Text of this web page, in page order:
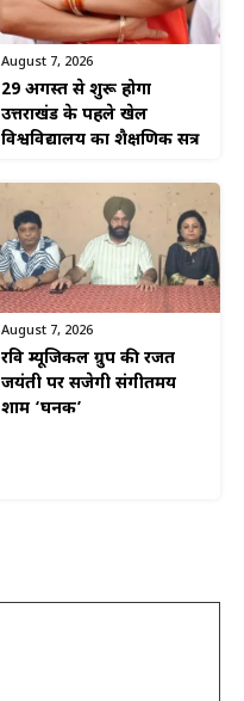
August 7, 2026
29 अगस्त से शुरू होगा
उत्तराखंड के पहले खेल
विश्वविद्यालय का शैक्षणिक सत्र
August 7, 2026
रवि म्यूजिकल ग्रुप की रजत
जयंती पर सजेगी संगीतमय
शाम ‘घनक’